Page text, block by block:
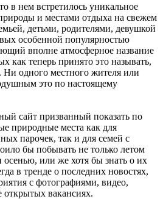
в нем встретилось уникальное
и местами отдыха на свежем
детьми, родителями, девушкой
особенной популярностью
вполне атмосферное название
как теперь принято это называть,
Ни одного местного жителя или
это по настоящему
сайт призванный показать по
природные места как для
парочек, так и для семей с
бы побывать не только летом
или же хотя бы знать о их
в тренде о последних новостях,
с фотографиями, видео,
открытых вакансиях.